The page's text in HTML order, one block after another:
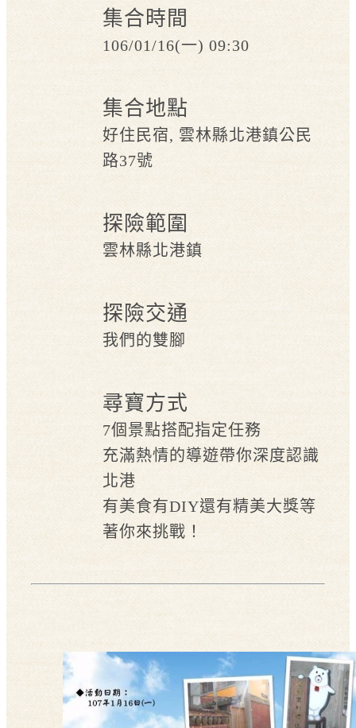
集合時間
106/01/16(一) 09:30
集合地點
好住民宿, 雲林縣北港鎮公民
路37號
探險範圍
雲林縣北港鎮
探險交通
我們的雙腳
尋寶方式
7個景點搭配指定任務
充滿熱情的導遊帶你深度認識
北港
有美食有DIY還有精美大獎等
著你來挑戰！